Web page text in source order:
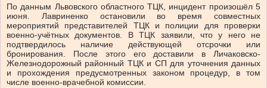
По данным Львовского областного ТЦК, инцидент произошёл 5
июня. Лавриненко остановили во время совместных
мероприятий представителей ТЦК и полиции для проверки
военно-учётных документов. В ТЦК заявили, что у него не
подтвердилось наличие действующей отсрочки или
бронирования. После этого его доставили в Личаковско-
Железнодорожный районный ТЦК и СП для уточнения данных
и прохождения предусмотренных законом процедур, в том
числе военно-врачебной комиссии.